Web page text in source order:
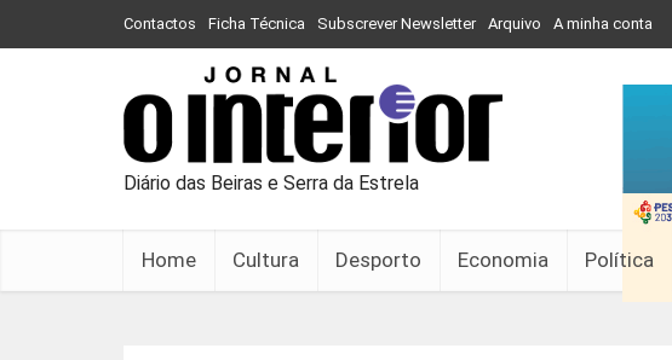
Contactos Ficha Técnica Subscrever Newsletter Arquivo A minha conta
Diário das Beiras e Serra da Estrela
Home Cultura Desporto Economia Política